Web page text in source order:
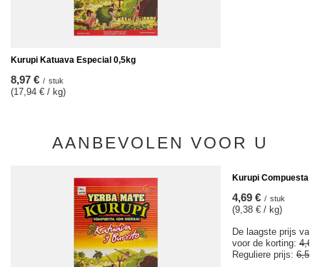
Kurupi Katuava Especial 0,5kg
8,97 € / stuk
(17,94 € / kg)
AANBEVOLEN VOOR U
Kurupi Compuesta
4,69 € / stuk
(9,38 € / kg)
De laagste prijs van
voor de korting: 4,69
Reguliere prijs: 6,57